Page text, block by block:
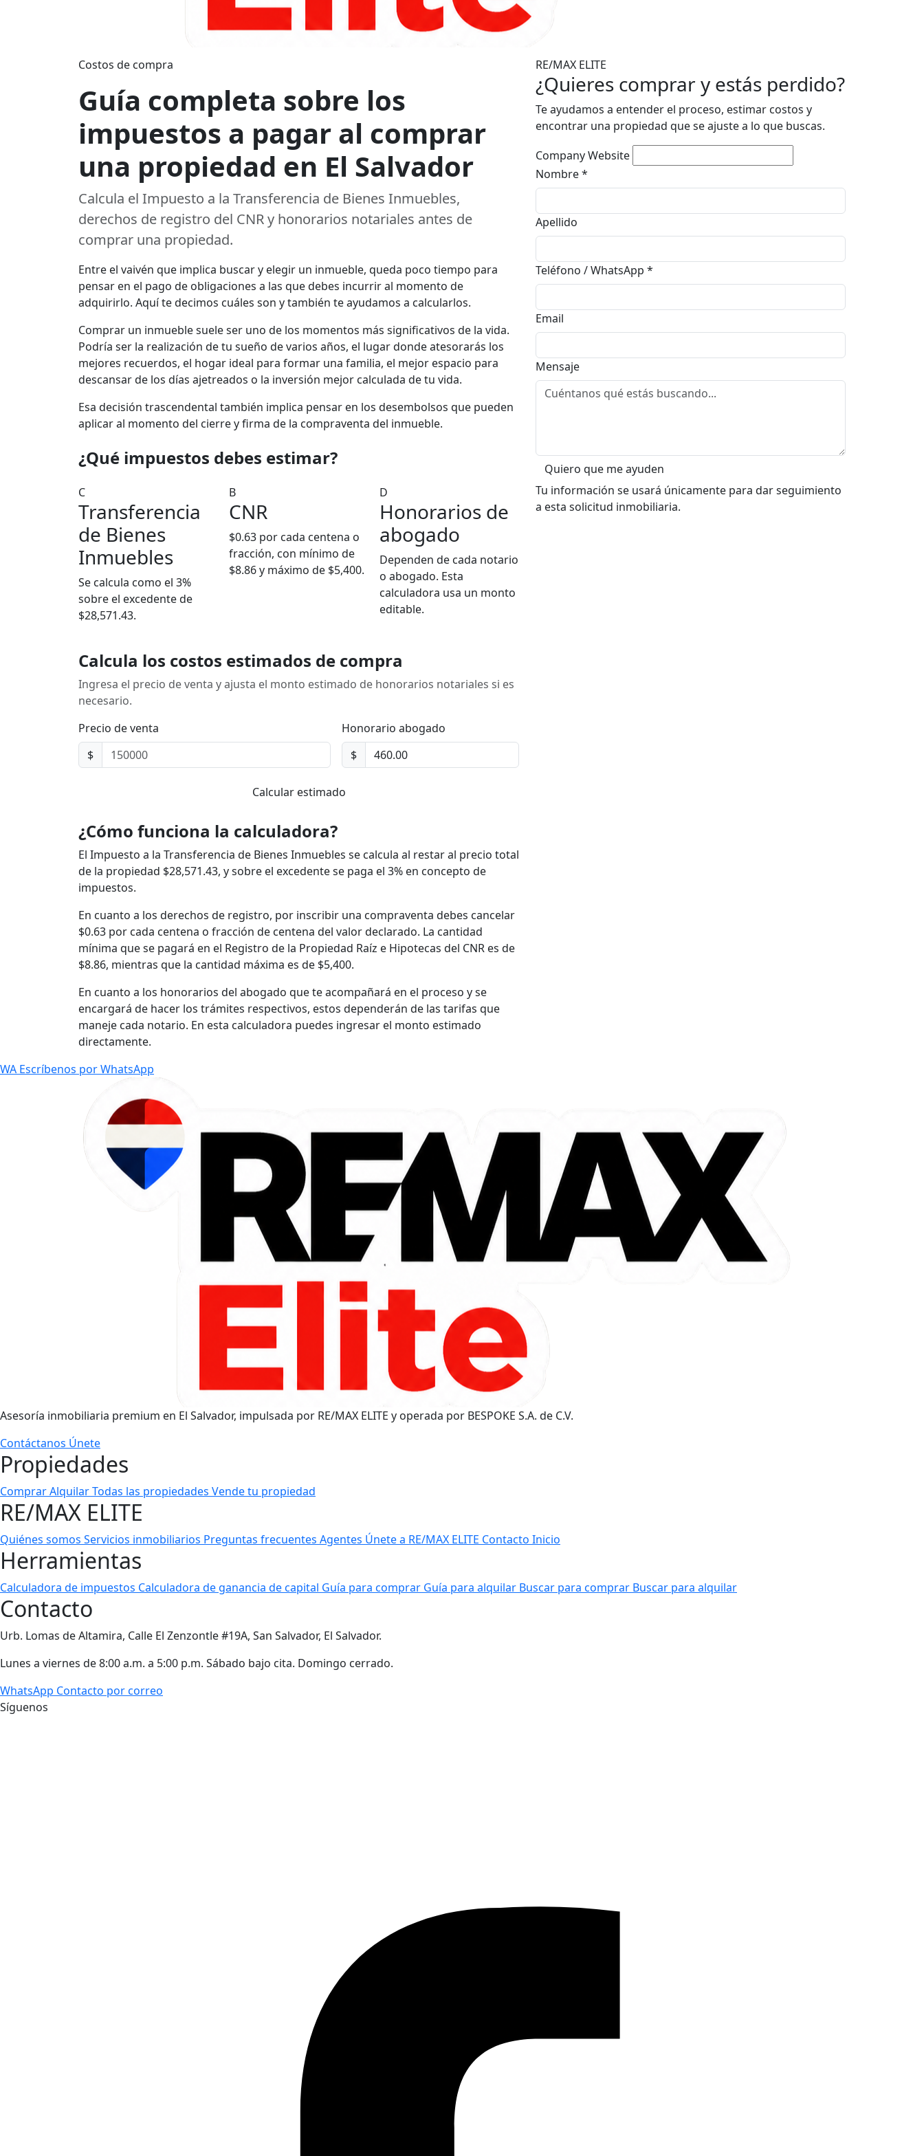
Costos de compra
Guía completa sobre los
impuestos a pagar al comprar
una propiedad en El Salvador
Calcula el Impuesto a la Transferencia de Bienes Inmuebles,
derechos de registro del CNR y honorarios notariales antes de
comprar una propiedad.
Entre el vaivén que implica buscar y elegir un inmueble, queda poco tiempo para
pensar en el pago de obligaciones a las que debes incurrir al momento de
adquirirlo. Aquí te decimos cuáles son y también te ayudamos a calcularlos.
Comprar un inmueble suele ser uno de los momentos más significativos de la vida.
Podría ser la realización de tu sueño de varios años, el lugar donde atesorarás los
mejores recuerdos, el hogar ideal para formar una familia, el mejor espacio para
descansar de los días ajetreados o la inversión mejor calculada de tu vida.
Esa decisión trascendental también implica pensar en los desembolsos que pueden
aplicar al momento del cierre y firma de la compraventa del inmueble.
¿Qué impuestos debes estimar?
C
Transferencia
de Bienes
Inmuebles
Se calcula como el 3%
sobre el excedente de
$28,571.43.
B
CNR
$0.63 por cada centena o
fracción, con mínimo de
$8.86 y máximo de $5,400.
D
Honorarios de
abogado
Dependen de cada notario
o abogado. Esta
calculadora usa un monto
editable.
Calcula los costos estimados de compra
Ingresa el precio de venta y ajusta el monto estimado de honorarios notariales si es
necesario.
Precio de venta
$
Honorario abogado
$
Calcular estimado
¿Cómo funciona la calculadora?
El Impuesto a la Transferencia de Bienes Inmuebles se calcula al restar al precio total
de la propiedad $28,571.43, y sobre el excedente se paga el 3% en concepto de
impuestos.
En cuanto a los derechos de registro, por inscribir una compraventa debes cancelar
$0.63 por cada centena o fracción de centena del valor declarado. La cantidad
mínima que se pagará en el Registro de la Propiedad Raíz e Hipotecas del CNR es de
$8.86, mientras que la cantidad máxima es de $5,400.
En cuanto a los honorarios del abogado que te acompañará en el proceso y se
encargará de hacer los trámites respectivos, estos dependerán de las tarifas que
maneje cada notario. En esta calculadora puedes ingresar el monto estimado
directamente.
RE/MAX ELITE
¿Quieres comprar y estás perdido?
Te ayudamos a entender el proceso, estimar costos y
encontrar una propiedad que se ajuste a lo que buscas.
Company Website
Nombre*
Apellido
Teléfono / WhatsApp *
Email
Mensaje
Quiero que me ayuden
Tu información se usará únicamente para dar seguimiento
a esta solicitud inmobiliaria.
WA Escríbenos por WhatsApp
Asesoría inmobiliaria premium en El Salvador, impulsada por RE/MAX ELITE y operada por BESPOKE S.A. de C.V.
Contáctanos Únete
Propiedades
ComprarAlquilarTodas las propiedades Vende tu propiedad
RE/MAX ELITE
Quiénes somos Servicios inmobiliarios Preguntas frecuentes Agentes Únete a RE/MAX ELITE Contacto Inicio
Herramientas
Calculadora de impuestos Calculadora de ganancia de capital Guía para comprar Guía para alquilar Buscar para comprar Buscar para alquilar
Contacto
Urb. Lomas de Altamira, Calle El Zenzontle #19A, San Salvador, El Salvador.
Lunes a viernes de 8:00 a.m. a 5:00 p.m. Sábado bajo cita. Domingo cerrado.
WhatsApp Contacto por correo
Síguenos